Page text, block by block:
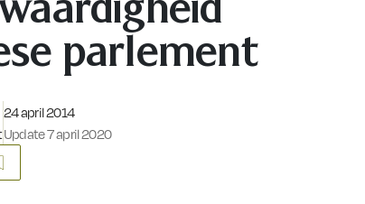
parlement
Gepubliceerd op:
24 april 2014
Update 7 april 2020